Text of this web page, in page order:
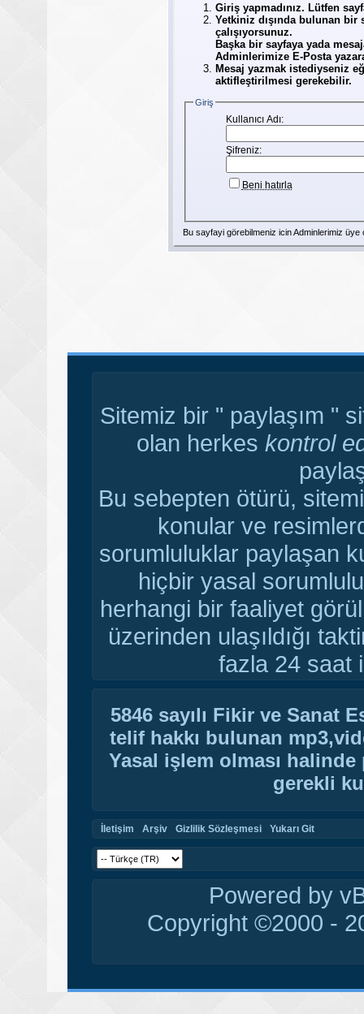
Giriş yapmadınız. Lütfen
Yetkiniz dışında bulunan bir
çalışıyorsunuz.
Başka bir sayfaya yada
Adminlerimize E-Posta
Mesaj yazmak istediyseniz
aktifleştirilmesi gerekebilir.
Giriş
Kullanıcı Adı:
Şifreniz:
Beni hatırla
Bu sayfayi görebilmeniz icin Adminlerimiz üye
Sitemiz bir " paylaşım "
olan herkes kontrol
Bu sebepten ötürü,
konular ve
sorumluluklar paylaşan
hiçbir yasal
herhangi bir faaliyet
üzerinden ulaşıldığı
fazla 24 saat
5846 sayılı Fikir ve Sanat
telif hakkı bulunan
Yasal işlem olması
gerekli
İletişim Arşiv Gizlilik Sözleşmesi Yukarı Git
Powered by
Copyright ©2000 -